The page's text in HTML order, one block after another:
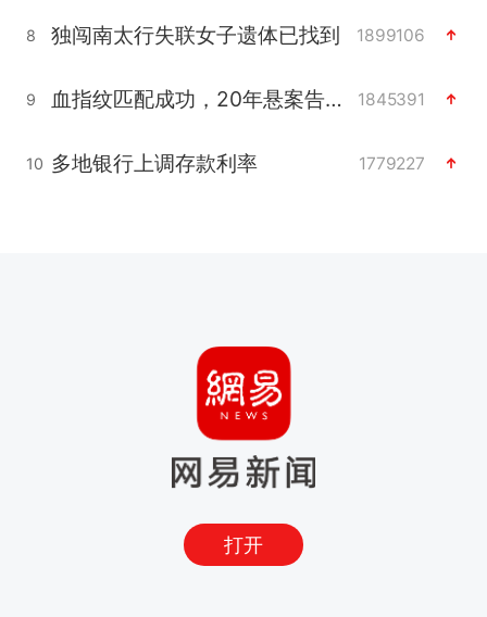
8 独闯南太行失联女子遗体已找到 1899106
9 血指纹匹配成功，20年悬案告破！凶手被执行死刑 1845391
10 多地银行上调存款利率 1779227
打开